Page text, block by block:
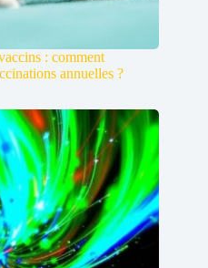
: comment
annuelles ?